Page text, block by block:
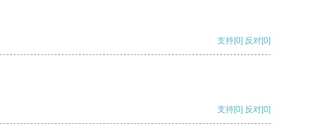
支持[0] 反对[0]
支持[0] 反对[0]